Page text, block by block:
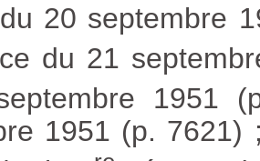
20 septembre
du 21
1951
1951 (p.